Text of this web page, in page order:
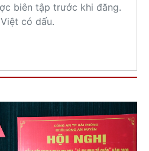
biên tập trước khi đăng.
có dấu.